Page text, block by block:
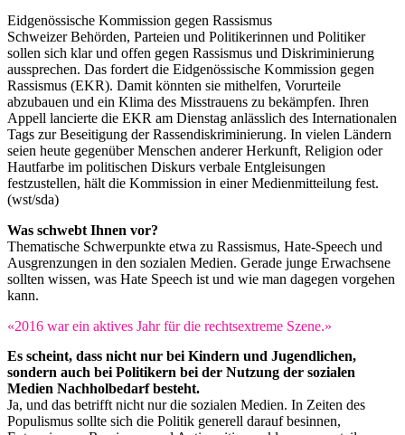
Eidgenössische Kommission gegen Rassismus
Schweizer Behörden, Parteien und Politikerinnen und Politiker
sollen sich klar und offen gegen Rassismus und Diskriminierung
aussprechen. Das fordert die Eidgenössische Kommission gegen
Rassismus (EKR). Damit könnten sie mithelfen, Vorurteile
abzubauen und ein Klima des Misstrauens zu bekämpfen. Ihren
Appell lancierte die EKR am Dienstag anlässlich des Internationalen
Tags zur Beseitigung der Rassendiskriminierung. In vielen Ländern
seien heute gegenüber Menschen anderer Herkunft, Religion oder
Hautfarbe im politischen Diskurs verbale Entgleisungen
festzustellen, hält die Kommission in einer Medienmitteilung fest.
(wst/sda)
Was schwebt Ihnen vor?
Thematische Schwerpunkte etwa zu Rassismus, Hate-Speech und
Ausgrenzungen in den sozialen Medien. Gerade junge Erwachsene
sollten wissen, was Hate Speech ist und wie man dagegen vorgehen
kann.
«2016 war ein aktives Jahr für die rechtsextreme Szene.»
Es scheint, dass nicht nur bei Kindern und Jugendlichen,
sondern auch bei Politikern bei der Nutzung der sozialen
Medien Nachholbedarf besteht.
Ja, und das betrifft nicht nur die sozialen Medien. In Zeiten des
Populismus sollte sich die Politik generell darauf besinnen,